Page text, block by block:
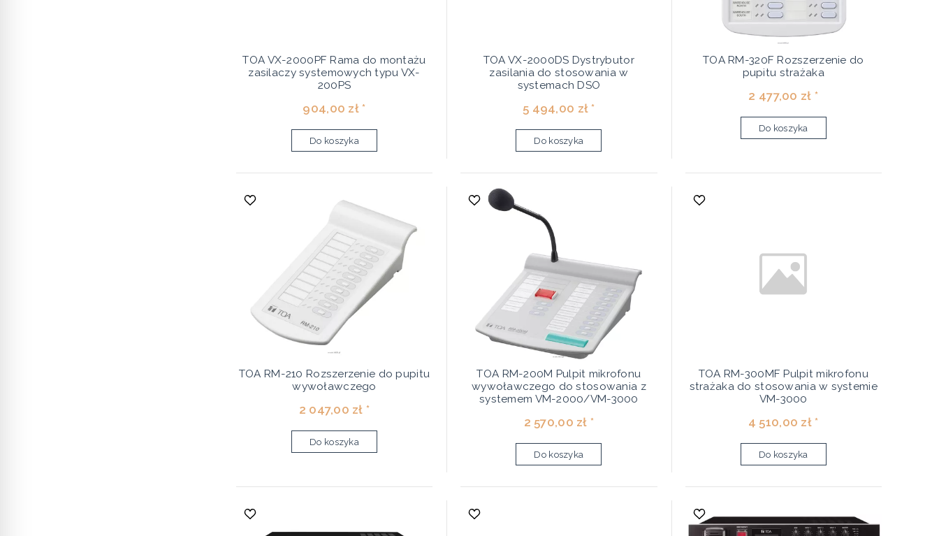
TOA VX-2000PF Rama do montażu
zasilaczy systemowych typu VX-
200PS
904,00 zł *
Do koszyka
TOA VX-2000DS Dystrybutor
zasilania do stosowania w
systemach DSO
5 494,00 zł *
Do koszyka
TOA RM-320F Rozszerzenie do
pupitu strażaka
2 477,00 zł *
Do koszyka
TOA RM-210 Rozszerzenie do pupitu
wywoławczego
2 047,00 zł *
Do koszyka
TOA RM-200M Pulpit mikrofonu
wywoławczego do stosowania z
systemem VM-2000/VM-3000
2 570,00 zł *
Do koszyka
TOA RM-300MF Pulpit mikrofonu
strażaka do stosowania w systemie
VM-3000
4 510,00 zł *
Do koszyka